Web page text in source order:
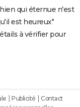
qui éternue n'est
est heureux"
à vérifier pour
Publicité
Contact